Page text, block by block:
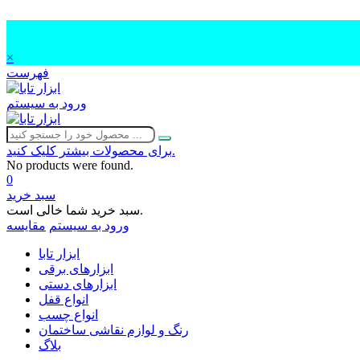
×
فهرست
ورود به سیستم
برای محصولات بیشتر کلیک کنید.
No products were found.
0
سبد خرید
سبد خرید شما خالی است.
ورود به سیستم مقایسه
ابزار تابا
ابزارهای برقی
ابزارهای دستی
انواع قفل
انواع چسب
رنگ و لوازم نقاشی ساختمان
بلاگ